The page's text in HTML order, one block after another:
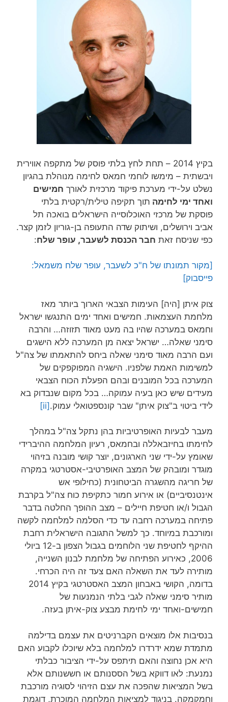
בקיץ 2014 – תחת לחץ בלתי פוסק של מתקפה אווירית
ויבשתית – מימשו לוחמי חמאס לחימה מנוהלת בהגיון
נשלט על-ידי מערכת פיקוד מרכזית לאורך חמישים
ואחד ימי לחימה תוך תקיפה טילית/רקטית בלתי
פוסקת של מרכזי האוכלוסייה הישראלים בואכה תל
אביב וירושלים, ושיתוק שדה התעופה בן-גוריון לזמן קצר.
כפי שניסח זאת חבר הכנסת לשעבר, עופר שלח:
[מקור תמונתו של ח"כ לשעבר, עופר שלח משמאל:
פייסבוק]
צוק איתן [היה] העימות הצבאי הארוך ביותר מאז
מלחמת העצמאות. חמישים ואחד ימים התנגשו ישראל
וחמאס במערכה שהיו בה מעט מאוד תזוזה… והרבה
סימני שאלה… ישראל יצאה מן המערכה ללא הישגים
ועם הרבה מאוד סימני שאלה ביחס להתאמתו של צה"ל
למשימות האמת שלפניו. הישגיה המפוקפקים של
המערכה בכל המובנים ובהם הפעלת הכוח הצבאי
מעידים שיש כאן בעיה עמוקה… בכל מקום שנבדוק בא
לידי ביטוי ב"צוק איתן" שבר קונספטואלי עמוק.[ii]
מעבר לבעיות האופרטיביות בהן נתקל צה"ל במהלך
לחימתו בחיזבאללה ובחמאס, רעיון המלחמה ההיברידי
שאומץ על-ידי שני הארגונים, יוצר קושי מובנה בזיהוי
מוגדר ומובהק של המצב האופרטיבי-אסטרטגי במקרה
של חריגה מהשגרה הביטחונית (כחילופי אש
אינטנסיביים) או אירוע חמור כתקיפת כוח צה"ל בקרבת
הגבול ו/או חטיפת חיילים – מצב ההופך החלטה בדבר
פתיחה במערכה רחבה עד כדי הסלמה למלחמה לקשה
ומורכבת במיוחד. כך למשל התגובה הישראלית רחבת
ההיקף לחטיפת שני הלוחמים בגבול הצפון ב-12 ביולי
2006, כאירוע הפתיחה של מלחמת לבנון השנייה,
מותירה לעד את השאלה האם צעד זה היה הכרחי.
בדומה, הקושי באבחון המצב האסטרטגי בקיץ 2014
מותיר סימני שאלה לגבי בלתי הנמנעות של
חמישים-ואחד ימי לחימת מבצע צוק-איתן בעזה.
בנסיבות אלו מוצאים הקברניטים את עצמם בדילמה
מתמדת שמא ידרדרו למלחמה בלא שיוכלו לקבוע האם
היא אכן נחוצה והאם תיתפס על-ידי הציבור כבלתי
נמנעת: לאו דווקא בשל הססנותם או חששנותם אלא
בשל המציאות שהפכה את עצם הזיהוי לסוגיה מורכבת
וחמקמקה. בניגוד למציאות המלחמה המוכרת, דוגמת